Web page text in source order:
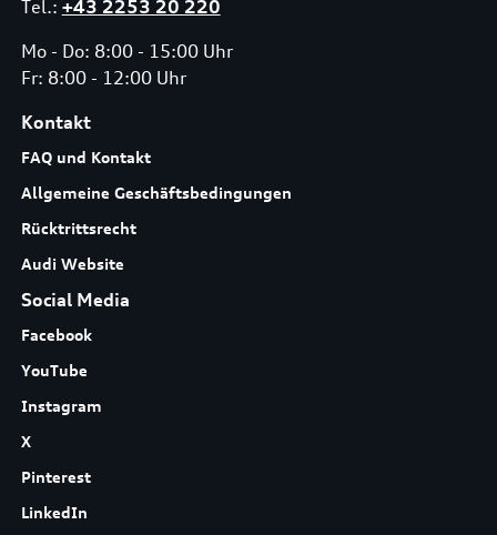
Tel.: +43 2253 20 220
Mo - Do: 8:00 - 15:00 Uhr
Fr: 8:00 - 12:00 Uhr
Kontakt
FAQ und Kontakt
Allgemeine Geschäftsbedingungen
Rücktrittsrecht
Audi Website
Social Media
Facebook
YouTube
Instagram
X
Pinterest
LinkedIn